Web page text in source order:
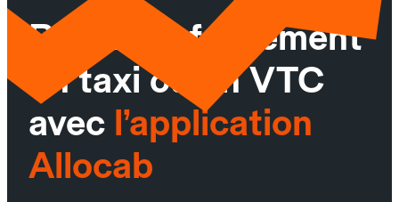
Réservez facilement
un taxi ou un VTC
avec l’application
Allocab